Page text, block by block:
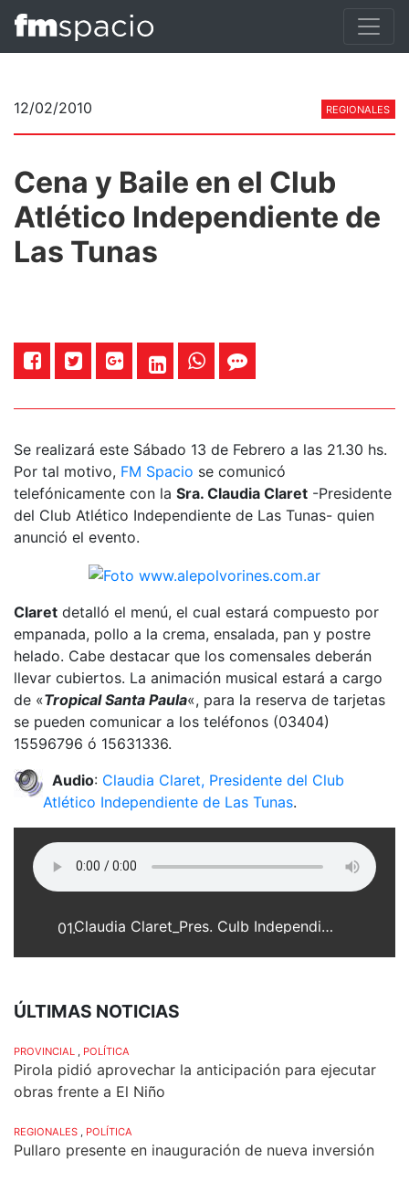
12/02/2010 REGIONALES
Cena y Baile en el Club
Atlético Independiente de
Las Tunas
Se realizará este Sábado 13 de Febrero a las 21.30 hs.
Por tal motivo, FM Spacio se comunicó
telefónicamente con la Sra. Claudia Claret -Presidente
del Club Atlético Independiente de Las Tunas- quien
anunció el evento.
Claret detalló el menú, el cual estará compuesto por
empanada, pollo a la crema, ensalada, pan y postre
helado. Cabe destacar que los comensales deberán
llevar cubiertos. La animación musical estará a cargo
de «Tropical Santa Paula«, para la reserva de tarjetas
se pueden comunicar a los teléfonos (03404)
15596796 ó 15631336.
Audio: Claudia Claret, Presidente del Club
Atlético Independiente de Las Tunas.
01. Claudia Claret_Pres. Culb Independiente de Las Tunas_12-02-10_web.mp3
ÚLTIMAS NOTICIAS
PROVINCIAL POLÍTICA
Pirola pidió aprovechar la anticipación para ejecutar
obras frente a El Niño
REGIONALES POLÍTICA
Pullaro presente en inauguración de nueva inversión